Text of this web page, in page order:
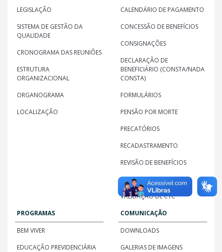
LEGISLAÇÃO
SISTEMA DE GESTÃO DA
QUALIDADE
CRONOGRAMA DAS REUNIÕES
ESTRUTURA
ORGANIZACIONAL
ORGANOGRAMA
LOCALIZAÇÃO
CALENDÁRIO DE PAGAMENTO
CONCESSÃO DE BENEFÍCIOS
CONSIGNAÇÕES
DECLARAÇÃO DE
BENEFICIÁRIO (CONSTA/NADA
CONSTA)
FORMULÁRIOS
PENSÃO POR MORTE
PRECATÓRIOS
RECADASTRAMENTO
REVISÃO DE BENEFÍCIOS
OUTROS SERVIÇOS
VALIDAÇÃO DE CTC
PROGRAMAS
BEM VIVER
EDUCAÇÃO PREVIDENCIÁRIA
COMUNICAÇÃO
DOWNLOADS
GALERIAS DE IMAGENS